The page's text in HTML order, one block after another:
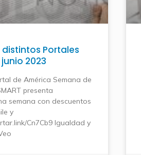
Portales
2023
de América Semana de
presenta
semana con descuentos
y
Cn7Cb9 Igualdad y